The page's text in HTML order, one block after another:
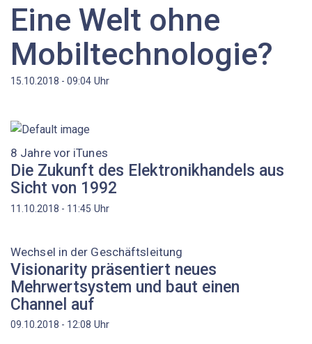
Eine Welt ohne
Mobiltechnologie?
15.10.2018 - 09:04 Uhr
8 Jahre vor iTunes
Die Zukunft des Elektronikhandels aus
Sicht von 1992
11.10.2018 - 11:45 Uhr
Wechsel in der Geschäftsleitung
Visionarity präsentiert neues
Mehrwertsystem und baut einen
Channel auf
09.10.2018 - 12:08 Uhr